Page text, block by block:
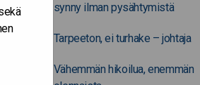
synny ilman pysähtymistä
Tarpeeton, ei turhake – johtaja
Vähemmän hikoilua, enemmän